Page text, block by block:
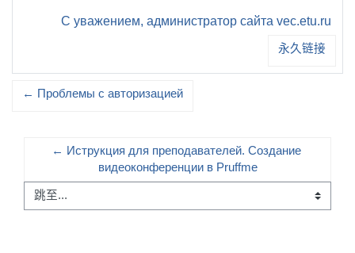
С уважением, администратор сайта vec.etu.ru
永久链接
← Проблемы с авторизацией
← Иструкция для преподавателей. Создание
видеоконференции в Pruffme
跳至...